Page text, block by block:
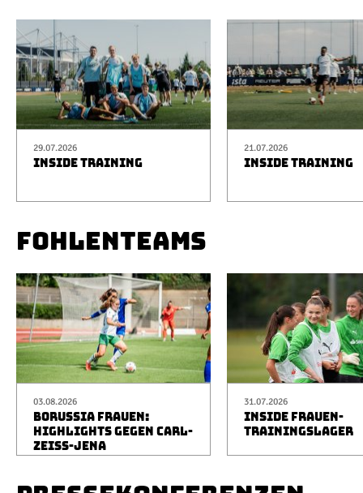
29.07.2026
INSIDE TRAINING
21.07.2026
INSIDE TRAINING
FOHLENTEAMS
03.08.2026
BORUSSIA FRAUEN:
HIGHLIGHTS GEGEN CARL-
ZEISS-JENA
31.07.2026
INSIDE FRAUEN-
TRAININGSLAGER